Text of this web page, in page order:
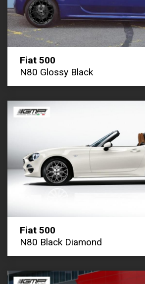
Fiat 500
N80 Glossy Black
Fiat 500
N80 Black Diamond